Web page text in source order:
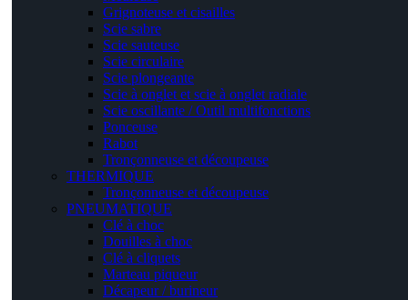
Grignoteuse et cisailles
Scie sabre
Scie sauteuse
Scie circulaire
Scie plongeante
Scie à onglet et scie à onglet radiale
Scie oscillante / Outil multifonctions
Ponceuse
Rabot
Tronçonneuse et découpeuse
THERMIQUE
Tronçonneuse et découpeuse
PNEUMATIQUE
Clé à choc
Douilles à choc
Clé à cliquets
Marteau piqueur
Décapeur / burineur